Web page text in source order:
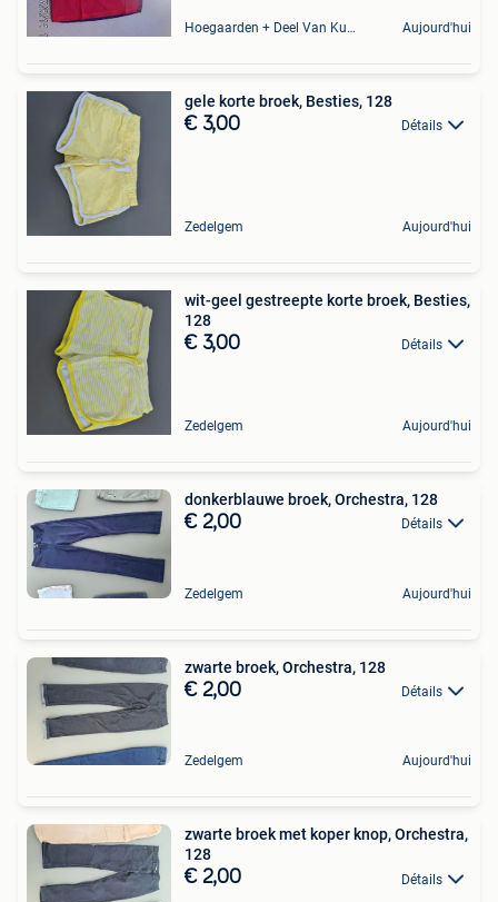
Hoegaarden + Deel Van Kumtich + Deel Van Tienen Aujourd'hui
gele korte broek, Besties, 128
€ 3,00 Détails
Zedelgem Aujourd'hui
wit-geel gestreepte korte broek, Besties,
128
€ 3,00 Détails
Zedelgem Aujourd'hui
donkerblauwe broek, Orchestra, 128
€ 2,00 Détails
Zedelgem Aujourd'hui
zwarte broek, Orchestra, 128
€ 2,00 Détails
Zedelgem Aujourd'hui
zwarte broek met koper knop, Orchestra,
128
€ 2,00 Détails